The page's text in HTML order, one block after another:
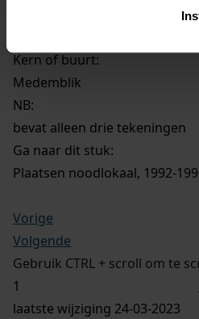
Kern of buurt:
Medemblik
NB:
bevat alleen drie tekeningen
Ga naar dit stuk:
Plaatsen noodlokaal, 1992-
Vorige
Volgende
Gebruik CTRL + scroll om te
laatste wijziging 24-03-2023